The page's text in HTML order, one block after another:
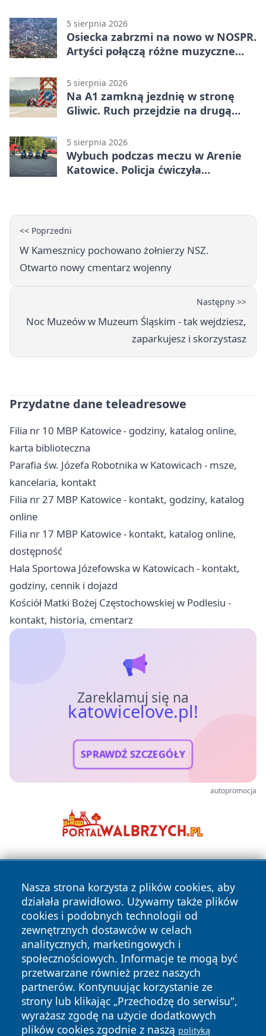
5 sierpnia 2026
Osiecka zabrzmi na nowo w NOSPR.
Artyści połączą różne muzyczne
5 sierpnia 2026
Na A1 zamkną jezdnię w stronę
Gliwic. Ruch przejdzie na drugą
5 sierpnia 2026
Wybuch podczas meczu w Arenie
Katowice. Policja ćwiczyła
<< Poprzedni
W Kamesznicy pochowano żołnierzy NSZ.
Otwarto nowy cmentarz wojenny
Następny >>
Noc Muzeów w Muzeum Śląskim - tak wejdziesz,
zaparkujesz i skorzystasz
Przydatne dane teleadresowe
Filia nr 10 MBP Katowice - godziny, katalog online,
karta biblioteczna
Parafia św. Józefa Robotnika w Katowicach - msze,
kancelaria, kontakt
Filia nr 27 MBP Katowice - kontakt, godziny, katalog
online
Filia nr 17 MBP Katowice - kontakt, katalog online,
dostępność
Hala Sportowa Józefowska w Katowicach - kontakt,
godziny, cennik i dojazd
Kościół Matki Bożej Częstochowskiej w Podlesiu -
kontakt, historia, cmentarz
Zareklamuj się na
katowicelove.pl!
SPRAWDŹ SZCZEGÓŁY
autopromocja
Nasza strona korzysta z plików cookies, aby
działała prawidłowo. Używamy także plików
cookies i podobnych technologii od
zewnętrznych dostawców w celach
analitycznych, marketingowych i
społecznościowych. Informacje te mogą być
przetwarzane również przez naszych
partnerów. Kontynuując korzystanie ze
strony lub klikając „Przechodzę do serwisu",
wyrażasz zgodę na użycie dodatkowych
plików cookies zgodnie z naszą polityką
Copyright © 2026 katowicelove.pl Wszystkie prawa
zastrzeżone.
News Autorzy
Polityka
Prywatności
Polityka
Cookies